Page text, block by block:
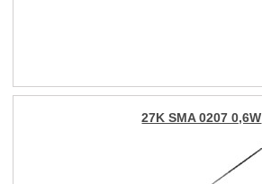
27K SMA 0207 0,6W